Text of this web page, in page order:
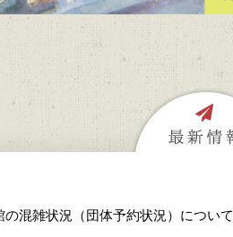
の混雑状況（団体予約状況）について